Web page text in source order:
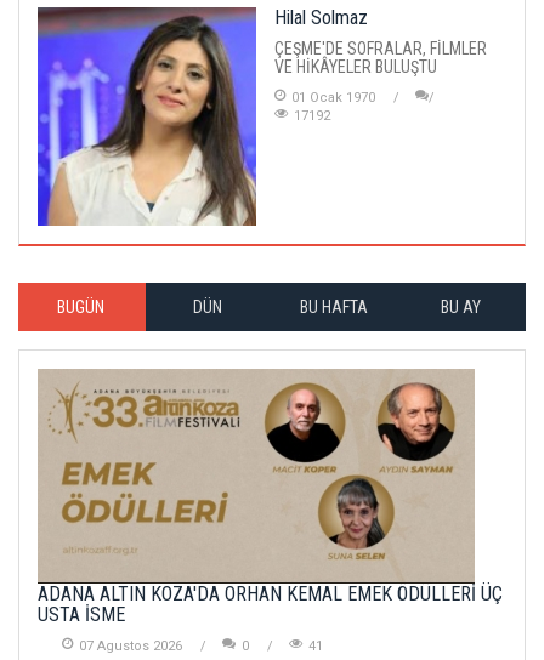
Hilal Solmaz
ÇEŞME'DE SOFRALAR, FİLMLER
VE HİKÂYELER BULUŞTU
01 Ocak 1970
17192
BUGÜN DÜN BU HAFTA BU AY
ADANA ALTIN KOZA'DA ORHAN KEMAL EMEK ÖDÜLLERİ ÜÇ
USTA İSME
07 Agustos 2026 0 41